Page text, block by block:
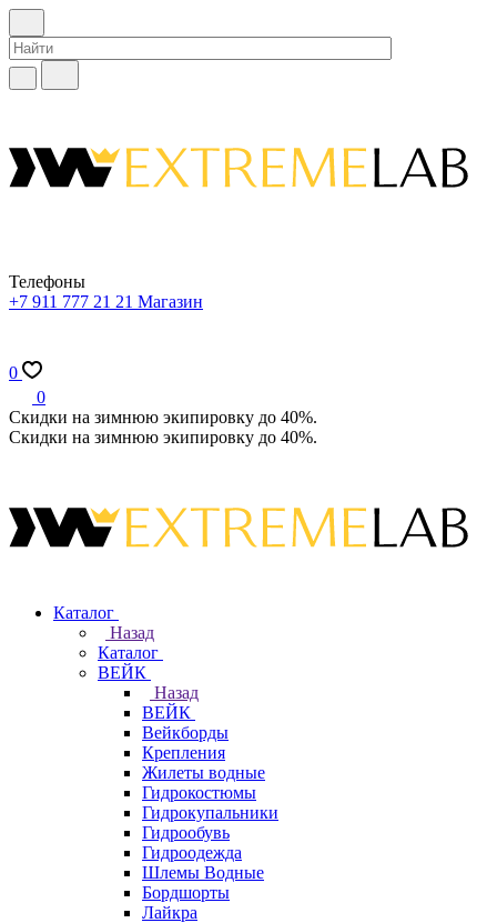
Телефоны
+7 911 777 21 21 Магазин
0
0
Скидки на зимнюю экипировку до 40%.
Скидки на зимнюю экипировку до 40%.
Каталог
Назад
Каталог
ВЕЙК
Назад
ВЕЙК
Вейкборды
Крепления
Жилеты водные
Гидрокостюмы
Гидрокупальники
Гидрообувь
Гидроодежда
Шлемы Водные
Бордшорты
Лайкра